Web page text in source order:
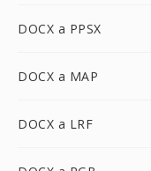
DOCX a PPSX
DOCX a MAP
DOCX a LRF